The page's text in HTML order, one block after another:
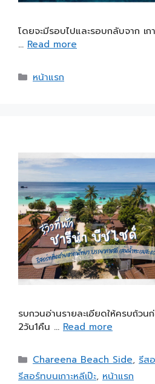
โดยจะมีรอบไปและรอบกลับจาก เก
… Read more
หน้าแรก
รบกวนอ่านรายละเอียดให้ครบถ้วน
2วัน1คืน … Read more
Chareena Beach Side, รีส
รีสอร์ทบนเกาะหลีเป๊ะ, หน้าแรก